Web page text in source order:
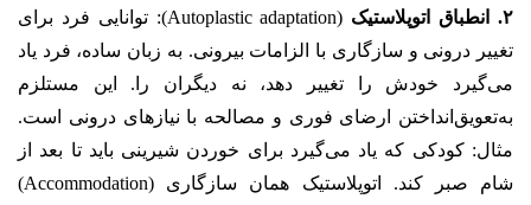
۲. انطباق اتوپلاستیک
(Autoplastic adaptation): توانایی فرد برای
تغییر درونی و سازگاری با الزامات بیرونی. به زبان ساده، فرد یاد
می‌گیرد خودش را تغییر دهد، نه دیگران را. این مستلزم
به‌تعویق‌انداختن ارضای فوری و مصالحه با نیازهای درونی است.
مثال: کودکی که یاد می‌گیرد برای خوردن شیرینی باید تا بعد از
شام صبر کند. اتوپلاستیک همان سازگاری (Accommodation)